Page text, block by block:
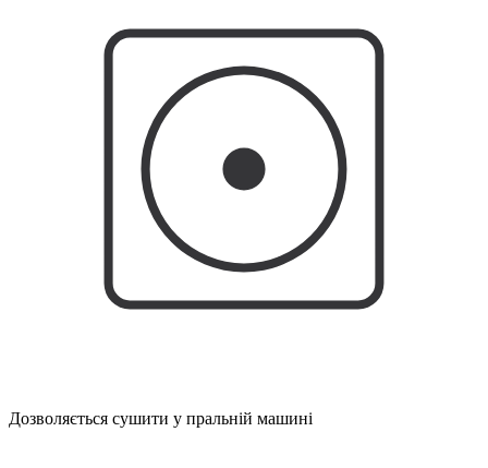
Дозволяється сушити у пральній машині